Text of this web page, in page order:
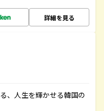
詳細を見る
、人生を輝かせる韓国の